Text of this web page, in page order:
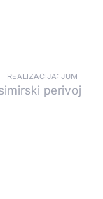
JUM
perivoj